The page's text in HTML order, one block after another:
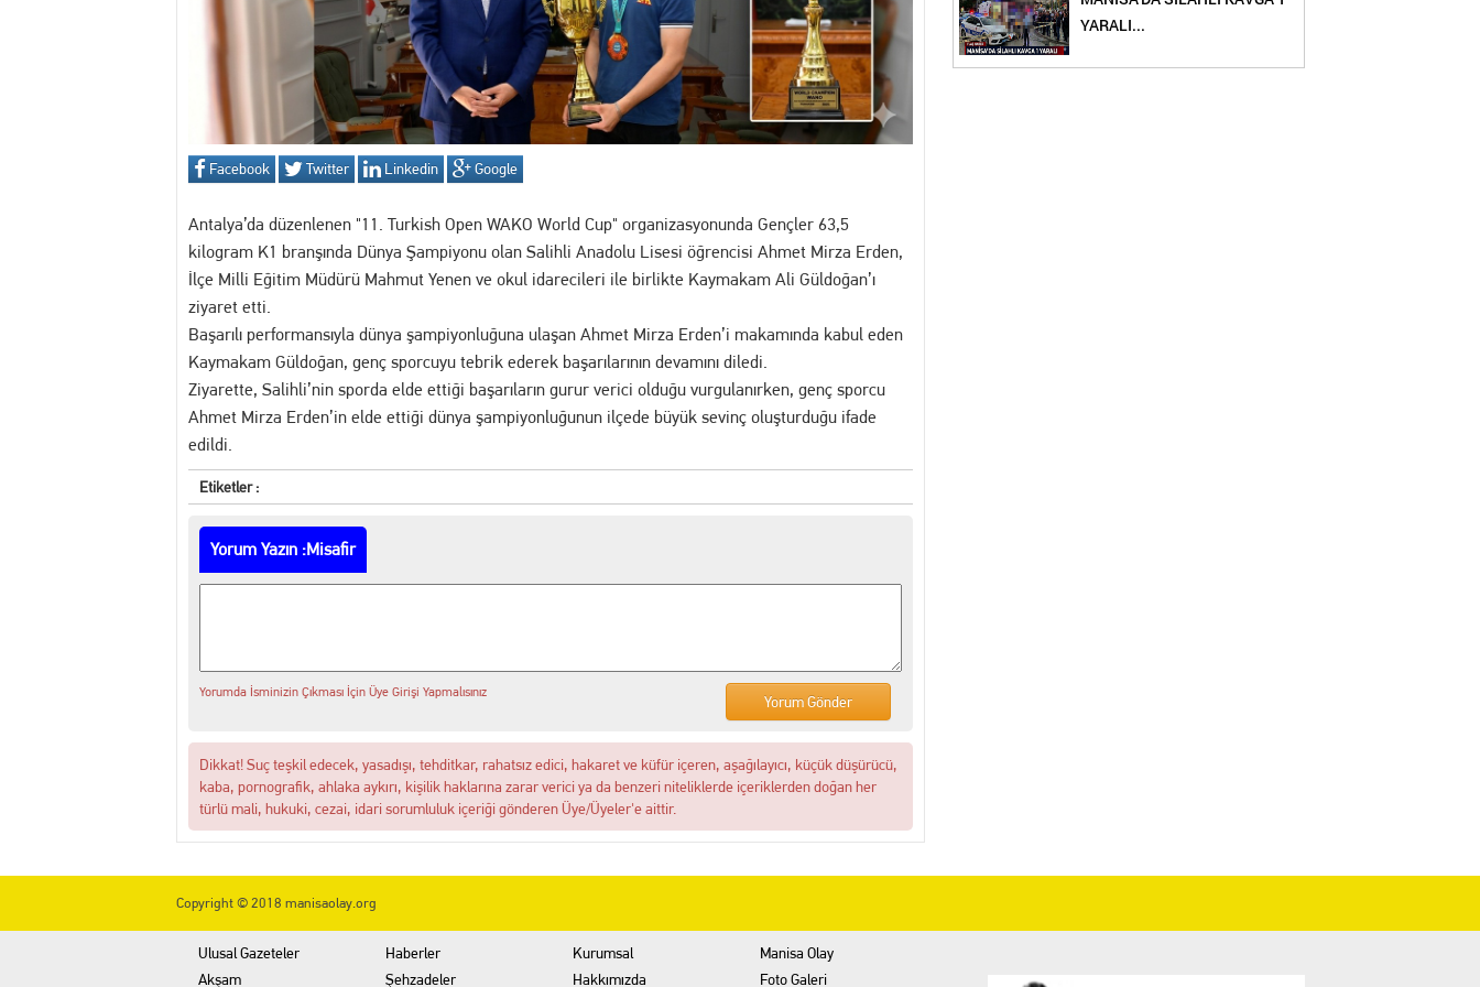
13:30 MANİSA'DA DİJİTAL KRİZ! Kent Genelindeki İnternet Haber Sitelerine Erişim Sağlanamıyor
12:54 Manisa’da Hareketli Dakikalar: İhbar Üzerine Sevk Edilen Ekipler Uykuda Buldu
14:16 Yuntdağı’nı Keşfeden "Akıl Hocası": Fatih Köse Ne İstiyor?
13:02 Akademi Manisa’da Eğitimler Başlıyor
Facebook Twitter Linkedin Google
Antalya’da düzenlenen "11. Turkish Open WAKO World Cup" organizasyonunda Gençler 63,5
kilogram K1 branşında Dünya Şampiyonu olan Salihli Anadolu Lisesi öğrencisi Ahmet Mirza Erden,
İlçe Milli Eğitim Müdürü Mahmut Yenen ve okul idarecileri ile birlikte Kaymakam Ali Güldoğan’ı
ziyaret etti.
Başarılı performansıyla dünya şampiyonluğuna ulaşan Ahmet Mirza Erden’i makamında kabul eden
Kaymakam Güldoğan, genç sporcuyu tebrik ederek başarılarının devamını diledi.
Ziyarette, Salihli’nin sporda elde ettiği başarıların gurur verici olduğu vurgulanırken, genç sporcu
Ahmet Mirza Erden’in elde ettiği dünya şampiyonluğunun ilçede büyük sevinç oluşturduğu ifade
edildi.
Etiketler :
Yorum Yazın :Misafir
Yorumda İsminizin Çıkması İçin Üye Girişi Yapmalısınız
Dikkat! Suç teşkil edecek, yasadışı, tehditkar, rahatsız edici, hakaret ve küfür içeren, aşağılayıcı, küçük düşürücü,
kaba, pornografik, ahlaka aykırı, kişilik haklarına zarar verici ya da benzeri niteliklerde içeriklerden doğan her
türlü mali, hukuki, cezai, idari sorumluluk içeriği gönderen Üye/Üyeler'e aittir.
YARALI...
Copyright © 2018 manisaolay.org
Ulusal Gazeteler
Akşam
Haberler
Şehzadeler
Kurumsal
Hakkımızda
Manisa Olay
Foto Galeri